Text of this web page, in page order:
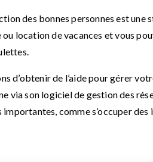
des bonnes personnes est
location de vacances et vous
d’obtenir de l’aide pour gérer
via son logiciel de gestion des
comme s’occuper